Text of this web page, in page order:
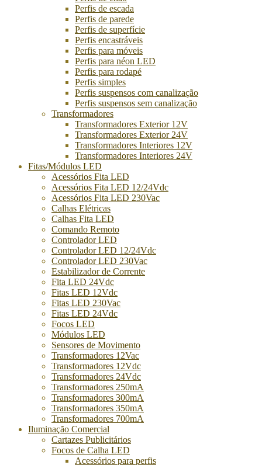
Perfis de escada
Perfis de parede
Perfis de superfície
Perfis encastráveis
Perfis para móveis
Perfis para néon LED
Perfis para rodapé
Perfis simples
Perfis suspensos com canalização
Perfis suspensos sem canalização
Transformadores
Transformadores Exterior 12V
Transformadores Exterior 24V
Transformadores Interiores 12V
Transformadores Interiores 24V
Fitas/Módulos LED
Acessórios Fita LED
Acessórios Fita LED 12/24Vdc
Acessórios Fita LED 230Vac
Calhas Elétricas
Calhas Fita LED
Comando Remoto
Controlador LED
Controlador LED 12/24Vdc
Controlador LED 230Vac
Estabilizador de Corrente
Fita LED 24Vdc
Fitas LED 12Vdc
Fitas LED 230Vac
Fitas LED 24Vdc
Focos LED
Módulos LED
Sensores de Movimento
Transformadores 12Vac
Transformadores 12Vdc
Transformadores 24Vdc
Transformadores 250mA
Transformadores 300mA
Transformadores 350mA
Transformadores 700mA
Iluminação Comercial
Cartazes Publicitários
Focos de Calha LED
Acessórios para perfis